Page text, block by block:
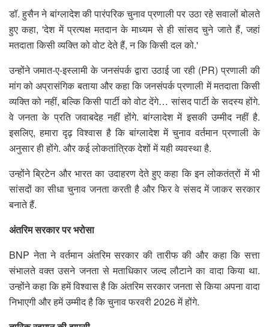
डॉ. हुसैन ने बांग्लादेश की पारंपरिक चुनाव प्रणाली पर उठा रहे सवालों बोलते
हुए कहा, 'देश में प्रत्यक्ष मतदान के माध्यम से ही सांसद चुने जाते हैं, जहां
मतदाता किसी व्यक्ति को वोट देते हैं, न कि किसी दल को.'
उन्होंने जमात-ए-इस्लामी के जनसंपर्क द्वारा उठाई जा रही (PR) प्रणाली की
मांग को अप्रासंगिक बताया और कहा कि जनसंपर्क प्रणाली में मतदाता किसी
व्यक्ति को नहीं, बल्कि किसी पार्टी को वोट देंगे… सांसद पार्टी के सदस्य होंगे.
वे जनता के प्रति जवाबदेह नहीं होंगे. बांग्लादेश में इसकी उम्मीद नहीं है.
इसलिए, हमारा दृढ़ विश्वास है कि बांग्लादेश में चुनाव वर्तमान प्रणाली के
अनुसार ही होंगे. और कई लोकतांत्रिक देशों में यही व्यवस्था है.
उन्होंने ब्रिटेन और भारत का उदाहरण देते हुए कहा कि इन लोकतंत्रों में भी
सांसदों का सीधा चुनाव जनता करती है और फिर वे संसद में जाकर सरकार
बनाते हैं.
अंतरिम सरकार पर भरोसा
BNP नेता ने वर्तमान अंतरिम सरकार की तारीफ की और कहा कि सत्ता
संभालते वक्त उसने जनता से मताधिकार जल्द लौटाने का वादा किया था.
उन्होंने कहा कि हमें विश्वास है कि अंतरिम सरकार जनता से किया अपना वादा
निभाएगी और हमें उम्मीद है कि चुनाव फरवरी 2026 में होंगे.